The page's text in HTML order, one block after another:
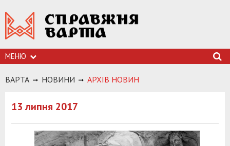
МЕНЮ
ВАРТА НОВИНИ АРХIВ НОВИН
13 липня 2017